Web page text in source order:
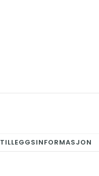
TILLEGGSINFORMASJON